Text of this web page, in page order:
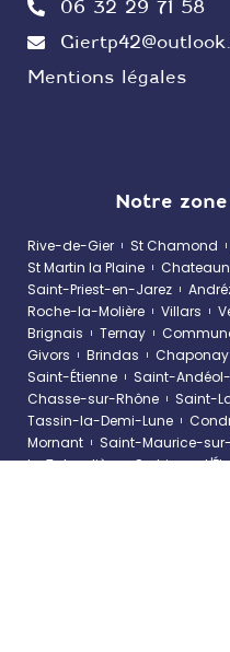
06 32 29 71 58
Mentions légales
Notre
Rive-de-Gier St Chamond
St Martin la Plaine
Saint-Priest-en-Jarez
Roche-la-Molière
Villars
Brignais
Ternay
Givors
Brindas Chaponay
Saint-Étienne
Saint-
Chasse-sur-Rhône
Saint-
Tassin-la-Demi-Lune
Mornant
Saint-Maurice-
La Talaudière
Sorbiers